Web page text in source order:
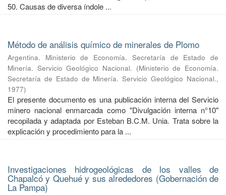
50. Causas de diversa índole ...
Método de análisis químico de minerales de Plomo
Argentina. Ministerio de Economía. Secretaría de Estado de
Minería. Servicio Geológico Nacional. (Ministerio de Economía.
Secretaría de Estado de Minería. Servicio Geológico Nacional.,
1977)
El presente documento es una publicación interna del Servicio
minero nacional enmarcada como "Divulgación interna n°10"
recopilada y adaptada por Esteban B.C.M. Unia. Trata sobre la
explicación y procedimiento para la ...
Investigaciones hidrogeológicas de los valles de
Chapalcó y Quehué y sus alrededores (Gobernación de
La Pampa)